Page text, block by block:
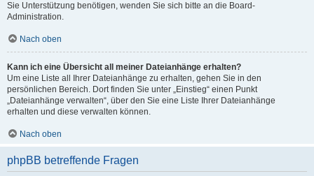
Sie Unterstützung benötigen, wenden Sie sich bitte an die Board-
Administration.
Nach oben
Kann ich eine Übersicht all meiner Dateianhänge erhalten?
Um eine Liste all Ihrer Dateianhänge zu erhalten, gehen Sie in den
persönlichen Bereich. Dort finden Sie unter „Einstieg“ einen Punkt
„Dateianhänge verwalten“, über den Sie eine Liste Ihrer Dateianhänge
erhalten und diese verwalten können.
Nach oben
phpBB betreffende Fragen